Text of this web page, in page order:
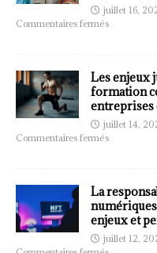
juillet 16,
Commentaires fermés
Les enjeux
formation
entreprises
juillet 14,
Commentaires fermés
La
enjeux et
juillet 12,